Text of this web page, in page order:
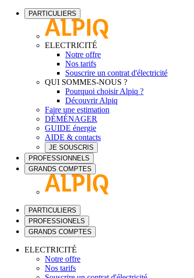
PARTICULIERS
ELECTRICITÉ
Notre offre
Nos tarifs
Souscrire un contrat d'électricité
QUI SOMMES-NOUS ?
Pourquoi choisir Alpiq ?
Découvrir Alpiq
Faire une estimation
DÉMÉNAGER
GUIDE énergie
AIDE & contacts
JE SOUSCRIS
PROFESSIONNELS
GRANDS COMPTES
PARTICULIERS
PROFESSIONELS
GRANDS COMPTES
ELECTRICITÉ
Notre offre
Nos tarifs